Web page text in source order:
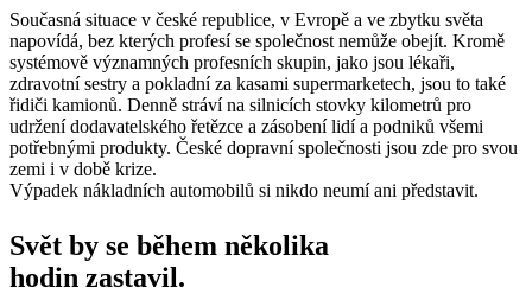
Současná situace v české republice, v Evropě a ve zbytku světa
napovídá, bez kterých profesí se společnost nemůže obejít. Kromě
systémově významných profesních skupin, jako jsou lékaři,
zdravotní sestry a pokladní za kasami supermarketech, jsou to také
řidiči kamionů. Denně stráví na silnicích stovky kilometrů pro
udržení dodavatelského řetězce a zásobení lidí a podniků všemi
potřebnými produkty. České dopravní společnosti jsou zde pro svou
zemi i v době krize.
Výpadek nákladních automobilů si nikdo neumí ani představit.
Svět by se během několika
hodin zastavil.